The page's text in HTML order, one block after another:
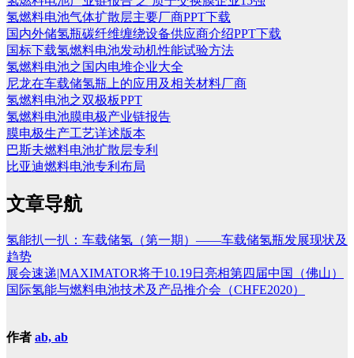
氢燃料电池气体扩散层主要厂商PPT下载
国内外储氢瓶碳纤维缠绕设备供应商介绍PPT下载
国标下载氢燃料电池发动机性能试验方法
氢燃料电池之国内电堆企业大全
尼龙在车载储氢瓶上的应用及相关材料厂商
氢燃料电池之双极板PPT
氢燃料电池膜电极产业链报告
膜电极生产工艺详述版本
巴斯夫燃料电池扩散层专利
比亚迪燃料电池专利布局
文章导航
氢能扒一扒：车载储氢（第一期）——车载储氢瓶发展现状及
趋势
展会速递|MAXIMATOR将于10.19日亮相第四届中国（佛山）
国际氢能与燃料电池技术及产品推介会（CHFE2020）
作者 ab, ab